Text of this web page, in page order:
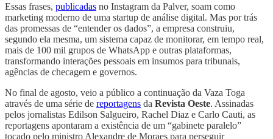
Essas frases, publicadas no Instagram da Palver, soam como
marketing moderno de uma startup de análise digital. Mas por trás
das promessas de “entender os dados”, a empresa construiu,
segundo ela mesma, um sistema capaz de monitorar, em tempo real,
mais de 100 mil grupos de WhatsApp e outras plataformas,
transformando interações pessoais em insumos para tribunais,
agências de checagem e governos.
No final de agosto, veio a público a continuação da Vaza Toga
através de uma série de reportagens da Revista Oeste. Assinadas
pelos jornalistas Edilson Salgueiro, Rachel Diaz e Carlo Cauti, as
reportagens apontaram a existência de um “gabinete paralelo”
tocado pelo ministro Alexandre de Moraes para perseguir